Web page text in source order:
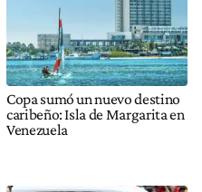
Copa sumó un nuevo destino
caribeño: Isla de Margarita en
Venezuela